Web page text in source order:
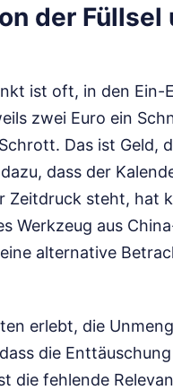
der
ist oft, in den Ein-
zwei Euro ein
Das ist Geld,
dass der
Zeitdruck steht, hat
Werkzeug aus
alternative
erlebt, die
die
die fehlende